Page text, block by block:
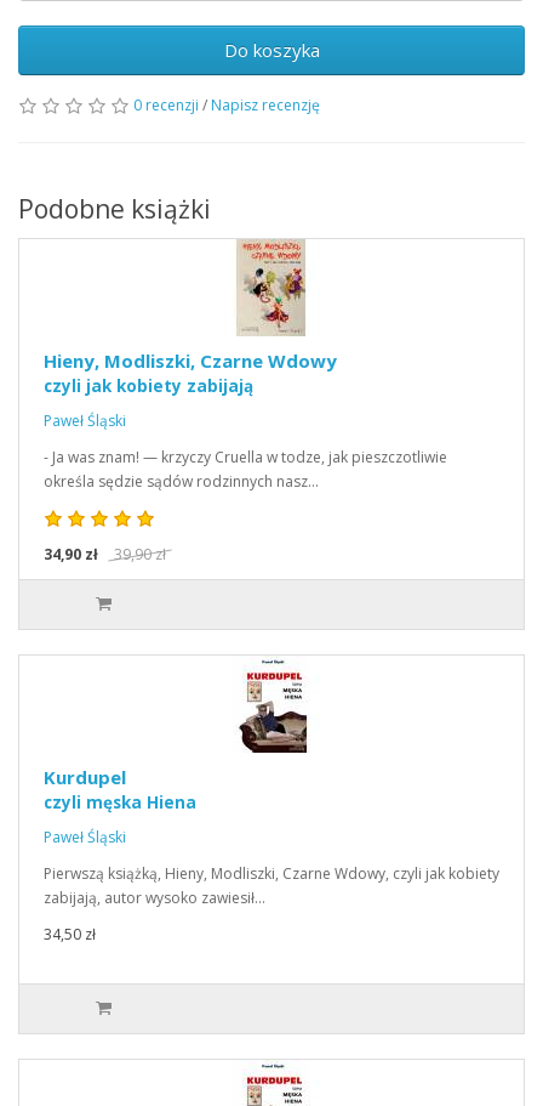
Do koszyka
0 recenzji / Napisz recenzję
Podobne książki
Hieny, Modliszki, Czarne Wdowy
czyli jak kobiety zabijają
Paweł Śląski
- Ja was znam! — krzyczy Cruella w todze, jak pieszczotliwie
określa sędzie sądów rodzinnych nasz…
34,90 zł 39,90 zł
Kurdupel
czyli męska Hiena
Paweł Śląski
Pierwszą książką, Hieny, Modliszki, Czarne Wdowy, czyli jak kobiety
zabijają, autor wysoko zawiesił…
34,50 zł